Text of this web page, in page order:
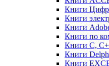
Книги
Книги
Книги
Книги по
Книги C,
Книги
Книги